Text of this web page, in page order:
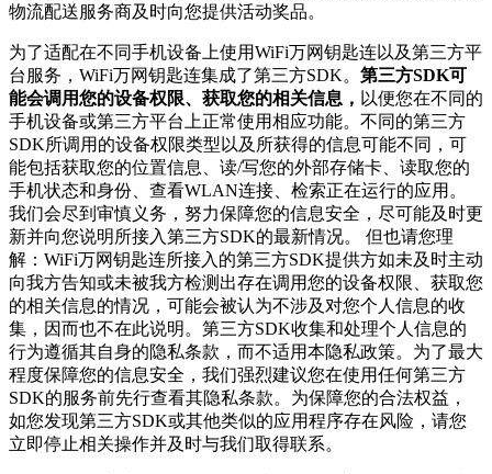
物流配送服务商及时向您提供活动奖品。
为了适配在不同手机设备上使用WiFi万网钥匙连以及第三方平
台服务， WiFi万网钥匙连集成了第三方SDK。 第三方SDK可
能会调用您的设备权限、获取您的相关信息， 以便您在不同的
手机设备或第三方平台上正常使用相应功能。不同的第三方
SDK所调用的设备权限类型以及所获得的信息可能不同，可
能包括获取您的位置信息、读/写您的外部存储卡、读取您的
手机状态和身份、查看WLAN连接、检索正在运行的应用。
我们会尽到审慎义务，努力保障您的信息安全，尽可能及时更
新并向您说明所接入第三方SDK的最新情况。 但也请您理
解： WiFi万网钥匙连所接入的第三方SDK提供方如未及时主动
向我方告知或未被我方检测出存在调用您的设备权限、获取您
的相关信息的情况，可能会被认为不涉及对您个人信息的收
集，因而也不在此说明。第三方SDK收集和处理个人信息的
行为遵循其自身的隐私条款，而不适用本隐私政策。为了最大
程度保障您的信息安全，我们强烈建议您在使用任何第三方
SDK的服务前先行查看其隐私条款。为保障您的合法权益，
如您发现第三方SDK或其他类似的应用程序存在风险，请您
立即停止相关操作并及时与我们取得联系。